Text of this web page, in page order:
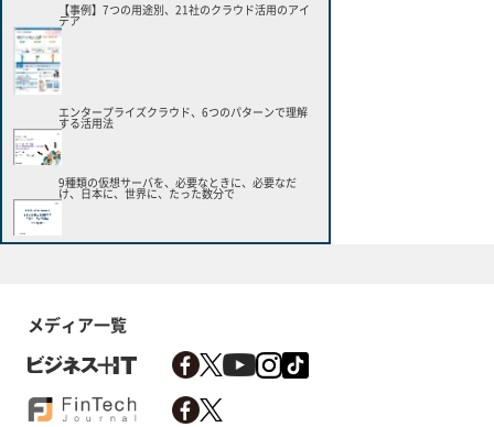
【事例】7つの用途別、21社のクラウド活用のアイ
デア
エンタープライズクラウド、6つのパターンで理解
する活用法
9種類の仮想サーバを、必要なときに、必要なだ
け、日本に、世界に、たった数分で
メディア一覧